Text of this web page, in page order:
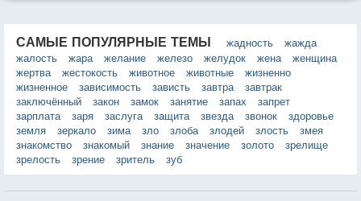
САМЫЕ ПОПУЛЯРНЫЕ ТЕМЫ жадность
жажда
жалость
жара желание железо желудок жена
женщина
жертва
жестокость животное животные
жизненно
жизненное
зависимость зависть завтра
завтрак
заключённый
закон замок занятие запах
запрет
зарплата
заря заслуга защита звезда звонок
здоровье
земля
зеркало зима зло злоба злодей злость
змея
знакомство
знакомый знание значение золото
зрелище
зрелость
зрение зритель зуб